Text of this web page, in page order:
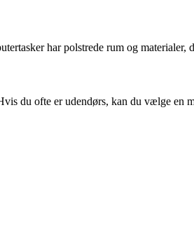
har polstrede rum og materialer,
du ofte er udendørs, kan du vælge en